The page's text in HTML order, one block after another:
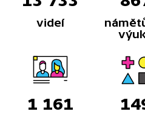
videí
1 161